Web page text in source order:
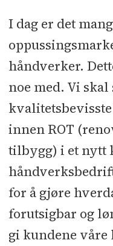
I dag er det
håndverker.
noe med. Vi skal
innen ROT
tilbygg) i et nytt
for å gjøre
forutsigbar og
gi kundene